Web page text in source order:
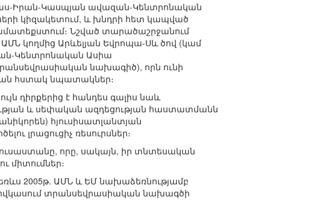
Իրան-Կասպյան ավազան-Կենտրոնական
կիզակետում, և խնդրի հետ կապված
Նշված տարածաշրջանում
կողմից Արևելյան Եվրոպա-Սև ծով (կամ
Կենտրոնական Ասիա
նախագիծ), որն ունի
հստակ նպատակներ։
դիրքերից է հանդես գալիս նաև
և սեփական ազդեցության հաստատմանն
հյուսիսատլանտյան
լրացուցիչ ռեսուրսներ։
որը, սակայն, իր տնտեսական
միտումներ։
2005թ. ԱՄՆ և ԵՄ նախաձեռնությամբ
տրանսեվրասիական նախագծի